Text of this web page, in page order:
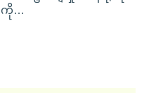
ကို…